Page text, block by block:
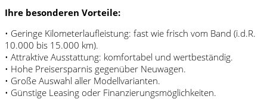
Ihre besonderen Vorteile:
• Geringe Kilometerlaufleistung: fast wie frisch vom Band (i.d.R.
10.000 bis 15.000 km).
• Attraktive Ausstattung: komfortabel und wertbeständig.
• Hohe Preisersparnis gegenüber Neuwagen.
• Große Auswahl aller Modellvarianten.
• Günstige Leasing oder Finanzierungsmöglichkeiten.